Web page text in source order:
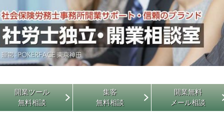
開業ツール
無料相談
集客
無料相談
開業無料
メール相談